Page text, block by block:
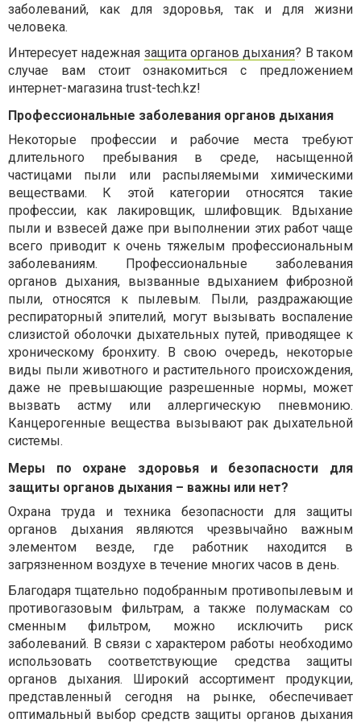
заболеваний, как для здоровья, так и для жизни
человека.
Интересует надежная защита органов дыхания? В таком
случае вам стоит ознакомиться с предложением
интернет-магазина trust-tech.kz!
Профессиональные заболевания органов дыхания
Некоторые профессии и рабочие места требуют
длительного пребывания в среде, насыщенной
частицами пыли или распыляемыми химическими
веществами. К этой категории относятся такие
профессии, как лакировщик, шлифовщик. Вдыхание
пыли и взвесей даже при выполнении этих работ чаще
всего приводит к очень тяжелым профессиональным
заболеваниям. Профессиональные заболевания
органов дыхания, вызванные вдыханием фиброзной
пыли, относятся к пылевым. Пыли, раздражающие
респираторный эпителий, могут вызывать воспаление
слизистой оболочки дыхательных путей, приводящее к
хроническому бронхиту. В свою очередь, некоторые
виды пыли животного и растительного происхождения,
даже не превышающие разрешенные нормы, может
вызвать астму или аллергическую пневмонию.
Канцерогенные вещества вызывают рак дыхательной
системы.
Меры по охране здоровья и безопасности для
защиты органов дыхания – важны или нет?
Охрана труда и техника безопасности для защиты
органов дыхания являются чрезвычайно важным
элементом везде, где работник находится в
загрязненном воздухе в течение многих часов в день.
Благодаря тщательно подобранным противопылевым и
противогазовым фильтрам, а также полумаскам со
сменным фильтром, можно исключить риск
заболеваний. В связи с характером работы необходимо
использовать соответствующие средства защиты
органов дыхания. Широкий ассортимент продукции,
представленный сегодня на рынке, обеспечивает
оптимальный выбор средств защиты органов дыхания